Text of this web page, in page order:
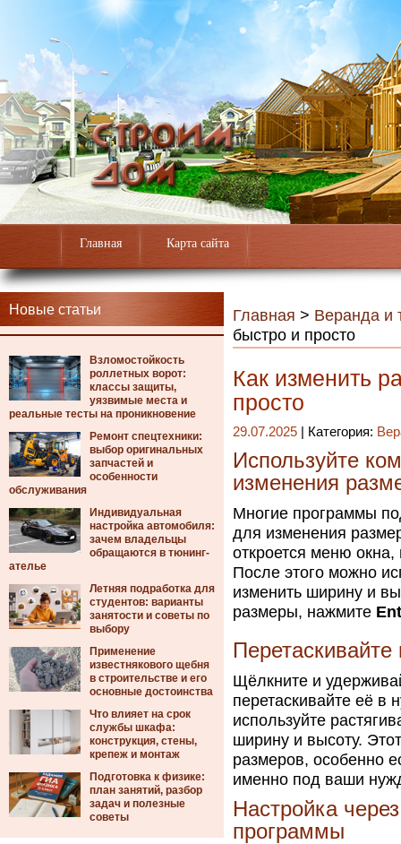
Главная Карта сайта
Новые статьи
Взломостойкость
роллетных ворот:
классы защиты,
уязвимые места и
реальные тесты на проникновение
Ремонт спецтехники:
выбор оригинальных
запчастей и
особенности
обслуживания
Индивидуальная
настройка автомобиля:
зачем владельцы
обращаются в тюнинг-
ателье
Летняя подработка для
студентов: варианты
занятости и советы по
выбору
Применение
известнякового щебня
в строительстве и его
основные достоинства
Что влияет на срок
службы шкафа:
конструкция, стены,
крепеж и монтаж
Подготовка к физике:
план занятий, разбор
задач и полезные
советы
Главная > Веранда и
быстро и просто
Как изменить
просто
29.07.2025 | Категория:
Используйте
изменения
Многие программы
для изменения
откроется меню
После этого можно
изменить ширину и
размеры, нажмите
Щёлкните и
перетаскивайте её в
используйте
ширину и высоту.
размеров, особенно
именно под ваши
Настройка
программы